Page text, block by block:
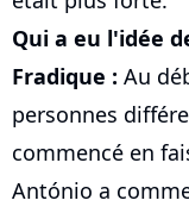
Qui a eu l'idée
Fradique : Au
personnes
commencé en
António a